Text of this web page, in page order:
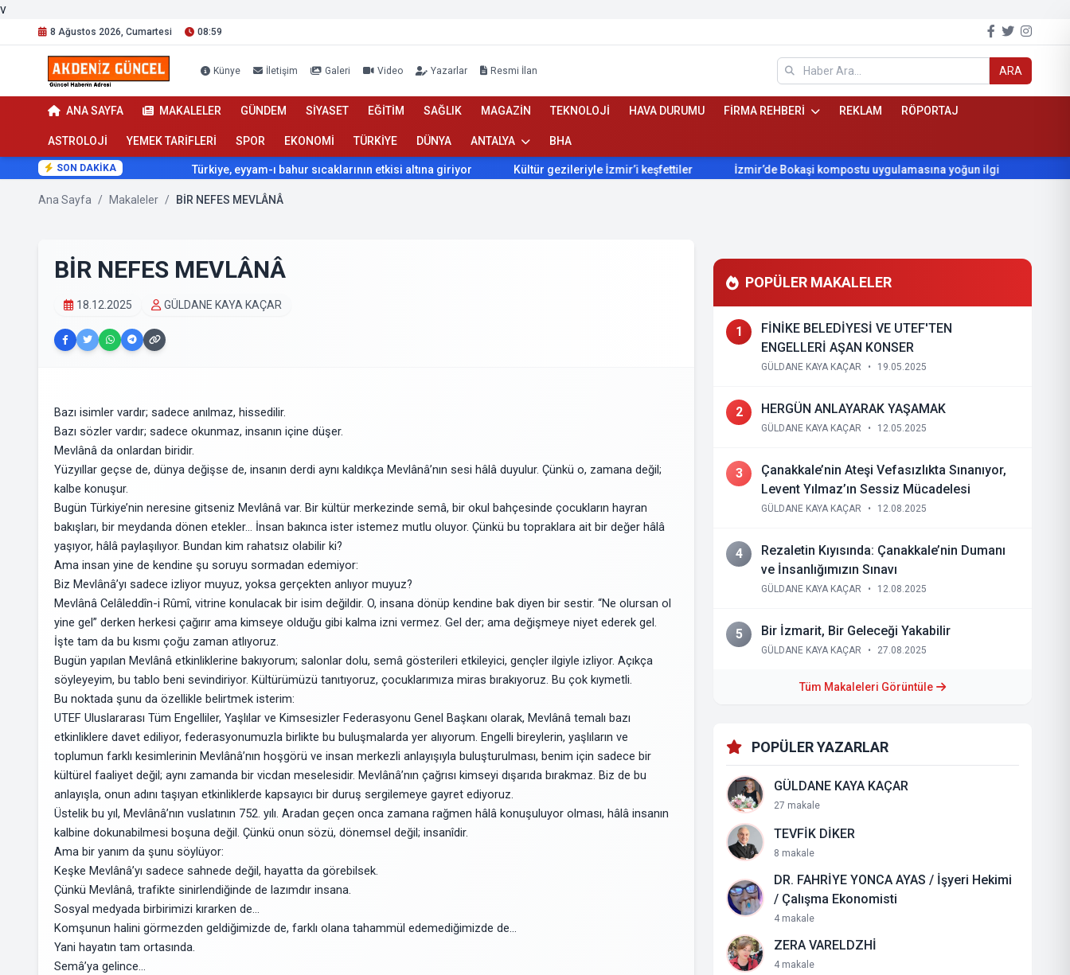
v
8 Ağustos 2026, Cumartesi 08:59
Künye İletişim Galeri Video Yazarlar Resmi İlan ARA
ANA SAYFA MAKALELER GÜNDEM SİYASET EĞİTİM SAĞLIK MAGAZİN TEKNOLOJİ HAVA DURUMU FİRMA REHBERİ REKLAM RÖPORTAJ
ASTROLOJİ YEMEK TARİFLERİ SPOR EKONOMİ TÜRKİYE DÜNYA ANTALYA BHA
SON DAKİKA Türkiye, eyyam-ı bahur sıcaklarının etkisi altına giriyor Kültür gezileriyle İzmir’i keşfettiler İzmir’de Bokaşi kompostu uygulamasına yoğun ilgi Beydağ’ın
Ana Sayfa / Makaleler / BİR NEFES MEVLÂNÂ
BİR NEFES MEVLÂNÂ
18.12.2025 GÜLDANE KAYA KAÇAR
Bazı isimler vardır; sadece anılmaz, hissedilir.
Bazı sözler vardır; sadece okunmaz, insanın içine düşer.
Mevlânâ da onlardan biridir.
Yüzyıllar geçse de, dünya değişse de, insanın derdi aynı kaldıkça Mevlânâ’nın sesi hâlâ duyulur. Çünkü o, zamana değil;
kalbe konuşur.
Bugün Türkiye’nin neresine gitseniz Mevlânâ var. Bir kültür merkezinde semâ, bir okul bahçesinde çocukların hayran
bakışları, bir meydanda dönen etekler… İnsan bakınca ister istemez mutlu oluyor. Çünkü bu topraklara ait bir değer hâlâ
yaşıyor, hâlâ paylaşılıyor. Bundan kim rahatsız olabilir ki?
Ama insan yine de kendine şu soruyu sormadan edemiyor:
Biz Mevlânâ’yı sadece izliyor muyuz, yoksa gerçekten anlıyor muyuz?
Mevlânâ Celâleddîn-i Rûmî, vitrine konulacak bir isim değildir. O, insana dönüp kendine bak diyen bir sestir. “Ne olursan ol
yine gel” derken herkesi çağırır ama kimseye olduğu gibi kalma izni vermez. Gel der; ama değişmeye niyet ederek gel.
İşte tam da bu kısmı çoğu zaman atlıyoruz.
Bugün yapılan Mevlânâ etkinliklerine bakıyorum; salonlar dolu, semâ gösterileri etkileyici, gençler ilgiyle izliyor. Açıkça
söyleyeyim, bu tablo beni sevindiriyor. Kültürümüzü tanıtıyoruz, çocuklarımıza miras bırakıyoruz. Bu çok kıymetli.
Bu noktada şunu da özellikle belirtmek isterim:
UTEF Uluslararası Tüm Engelliler, Yaşlılar ve Kimsesizler Federasyonu Genel Başkanı olarak, Mevlânâ temalı bazı
etkinliklere davet ediliyor, federasyonumuzla birlikte bu buluşmalarda yer alıyorum. Engelli bireylerin, yaşlıların ve
toplumun farklı kesimlerinin Mevlânâ’nın hoşgörü ve insan merkezli anlayışıyla buluşturulması, benim için sadece bir
kültürel faaliyet değil; aynı zamanda bir vicdan meselesidir. Mevlânâ’nın çağrısı kimseyi dışarıda bırakmaz. Biz de bu
anlayışla, onun adını taşıyan etkinliklerde kapsayıcı bir duruş sergilemeye gayret ediyoruz.
Üstelik bu yıl, Mevlânâ’nın vuslatının 752. yılı. Aradan geçen onca zamana rağmen hâlâ konuşuluyor olması, hâlâ insanın
kalbine dokunabilmesi boşuna değil. Çünkü onun sözü, dönemsel değil; insanîdir.
Ama bir yanım da şunu söylüyor:
Keşke Mevlânâ’yı sadece sahnede değil, hayatta da görebilsek.
Çünkü Mevlânâ, trafikte sinirlendiğinde de lazımdır insana.
Sosyal medyada birbirimizi kırarken de…
Komşunun halini görmezden geldiğimizde de, farklı olana tahammül edemediğimizde de…
Yani hayatın tam ortasında.
Semâ’ya gelince…
POPÜLER MAKALELER
1
FİNİKE BELEDİYESİ VE UTEF'TEN
ENGELLERİ AŞAN KONSER
GÜLDANE KAYA KAÇAR • 19.05.2025
2 HERGÜN ANLAYARAK YAŞAMAK
GÜLDANE KAYA KAÇAR • 12.05.2025
3
Çanakkale’nin Ateşi Vefasızlıkta Sınanıyor,
Levent Yılmaz’ın Sessiz Mücadelesi
GÜLDANE KAYA KAÇAR • 12.08.2025
4
Rezaletin Kıyısında: Çanakkale’nin Dumanı
ve İnsanlığımızın Sınavı
GÜLDANE KAYA KAÇAR • 12.08.2025
5 Bir İzmarit, Bir Geleceği Yakabilir
GÜLDANE KAYA KAÇAR • 27.08.2025
Tüm Makaleleri Görüntüle
POPÜLER YAZARLAR
GÜLDANE KAYA KAÇAR
27 makale
TEVFİK DİKER
8 makale
DR. FAHRİYE YONCA AYAS / İşyeri Hekimi
/ Çalışma Ekonomisti
4 makale
ZERA VARELDZHİ
4 makale